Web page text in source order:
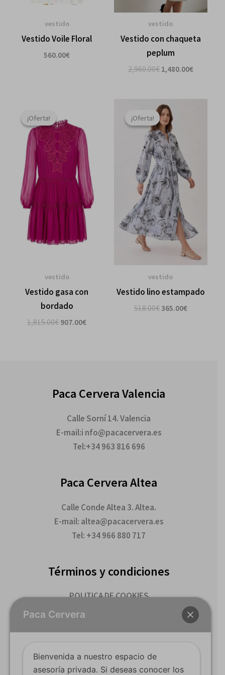
vestido
Vestido Voile Floral
560.00€
vestido
Vestido con chaqueta
peplum
2,960.00€ 1,480.00€
¡Oferta!
¡Oferta!
vestido
Vestido gasa con
bordado
1,815.00€
original
era:
1,815.00€.
907.00€
907.00€.
¡Oferta!
¡Oferta!
vestido
Vestido lino estampado
518.00€
El
precio
original
era:
518.00€.
365.00€
Paca Cervera Valencia
Calle Sorní 14. Valencia
E-mail:i nfo@pacacervera.es
Tel:+34 963 816 696
Paca Cervera Altea
Calle Conde Altea 3. Altea.
E-mail: altea@pacacervera.es
Tel: +34 966 880 717
Términos y condiciones
POLITICA DE COOKIES
TERMINOS Y CONDICIONES DE COMPRA
Facebook
Paca Cervera
Bienvenida a nuestro espacio de
asesoría privada. Si deseas conocer los